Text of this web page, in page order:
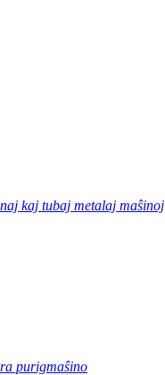
kaj tubaj metalaj maŝinoj
purigmaŝino